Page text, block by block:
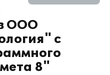
ООО
с
8"